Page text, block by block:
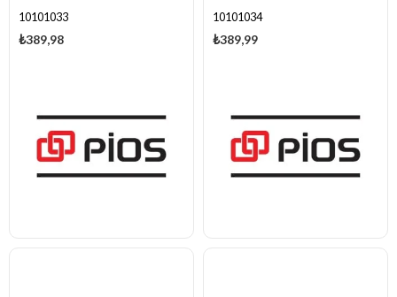
10101033
₺389,98
10101034
₺389,99